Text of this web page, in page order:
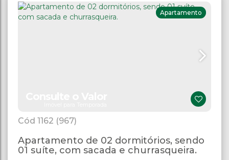
1162 (967)
Apartamento
Apartamento de 02 dormitórios, sendo
01 suíte, com sacada e churrasqueira.